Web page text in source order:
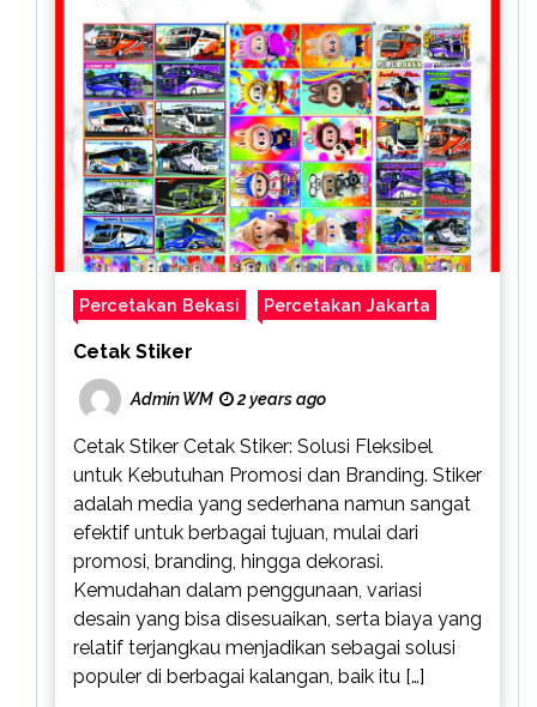
Percetakan Bekasi Percetakan Jakarta
Cetak Stiker
Admin WM 2 years ago
Cetak Stiker Cetak Stiker: Solusi Fleksibel
untuk Kebutuhan Promosi dan Branding. Stiker
adalah media yang sederhana namun sangat
efektif untuk berbagai tujuan, mulai dari
promosi, branding, hingga dekorasi.
Kemudahan dalam penggunaan, variasi
desain yang bisa disesuaikan, serta biaya yang
relatif terjangkau menjadikan sebagai solusi
populer di berbagai kalangan, baik itu […]